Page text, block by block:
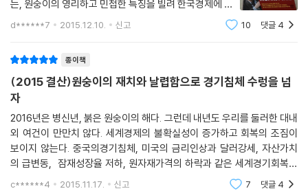
‘한 끼 때우는’ 저가식품의 대표 주자인 김밥조차 ‘프리미엄’한 가치를 입고
소비자의 인기를 이끌어냈다는 것은 놀라운 일이다. 비슷한 사례는 이외에
이 판단 기준이 아니라는 말이다. 값이 조금 비싸더라도 나에게 가치 있다
고 판단되면 소비자들은 지갑을 열기 마련이다. 한 번에 큰값을 지불해야
하는 내구재를 살 때는 꼼꼼하게 그 가치를 따지다가도 한정판 피규어를
소유하기 위해서는 돈을 아끼지 않는 사람들도 늘고 있다. 과도한 포장·광
고·브랜딩 등에 투자하기보다 기본적인 가치, 즉 상품의 절대가치를 키우
는 데 투자하는 게 더 중요하다.
---「브랜드의 몰락, 가성비의 약진」중에서
에게서 자라는 아이들을 일컬어 ‘아키텍-키즈’라는 이름을 붙이는 것이 전
인터넷의 영향력이 거대해지는 시대, TV가 바보상자의 오명을 벗고 가장
강력한 소통의 도구로 떠오르고 있다. 그런데 현재 N스크린을 휩쓸고 있는
것은 공중파TV도 케이블TV도 아닌 개인이 제작해 송출하는 방송이다. 1
인 미디어의 무서운 확장세는 기존 시청률 산정방식에 이의를 제기하게 만
들었고 공중파 방송시스템의 체질 변화를 몰고 왔다. 과거, 오타쿠의 세상
으로 폄하되던 1인 미디어는 이제 거대자본을 갖춘 MCN의 지원을 받으며
새로운 스타탄생의 진원지로 떠오르는 중이다. 누구나 자기만의 방송국을
갖게 되는 시대. 새로운 콘텐츠 소비의 장이 열리면서 광고를 만들고 보는
는, 원숭이의 영리하고 민첩한 특징을 빌려 한국경제에 의
미부여한 2016년도 트렌드 키워드 슬로건을 'Monkey B
ars'로 정했다. 원숭이가 멍키바(구름다리)를 건너듯 저
d******7 2015.12.10. 신고 10 댓글 4
종이책
(2015 결산)원숭이의 재치와 날렵함으로 경기침체 수렁을 넘
자
2016년은 병신년, 붉은 원숭이의 해다. 그런데 내년도 우리를 둘러한 대내
외 여건이 만만치 않다. 세계경제의 불확실성이 증가하고 회복의 조짐이
보이지 않는다. 중국의경기침체, 미국의 금리인상과 달러강세, 자산가치
의 급변동, 잠재성장율 저하, 원자재가격의 하락과 같은 세계경기회복에
부담을 주는 요인들로 가득하다. 수출에 크게 의존하는 우리경제도 2퍼센
c******4 2015.11.17. 신고 7 댓글 4